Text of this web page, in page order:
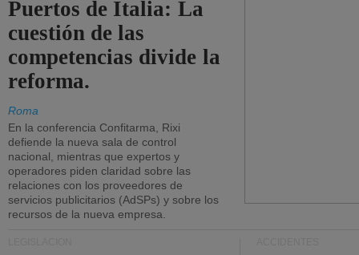
Puertos de Italia: La
cuestión de las
competencias divide la
reforma.
Roma
En la conferencia Confitarma, Rixi
defiende la nueva sala de control
nacional, mientras que expertos y
operadores piden claridad sobre las
relaciones con los proveedores de
servicios publicitarios (AdSPs) y sobre los
recursos de la nueva empresa.